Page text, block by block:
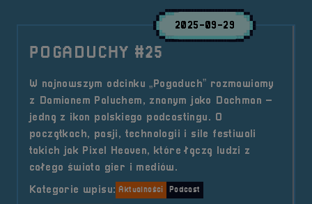
2025-09-29
POGADUCHY #25
W najnowszym odcinku „Pogaduch” rozmawiamy
z Damianem Paluchem, znanym jako Dachman –
jedną z ikon polskiego podcastingu. O
początkach, pasji, technologii i sile festiwali
takich jak Pixel Heaven, które łączą ludzi z
całego świata gier i mediów.
Kategorie wpisu: Aktualności Podcast